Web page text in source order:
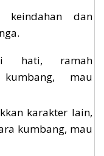
keindahan dan
hati, ramah
mau
karakter lain,
kumbang, mau